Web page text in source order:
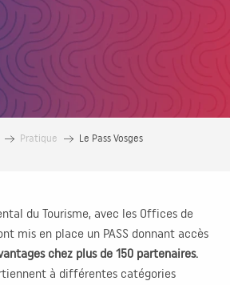
Pratique Le Pass Vosges
du Tourisme, avec les Offices de
mis en place un PASS donnant accès
chez plus de 150 partenaires.
à différentes catégories